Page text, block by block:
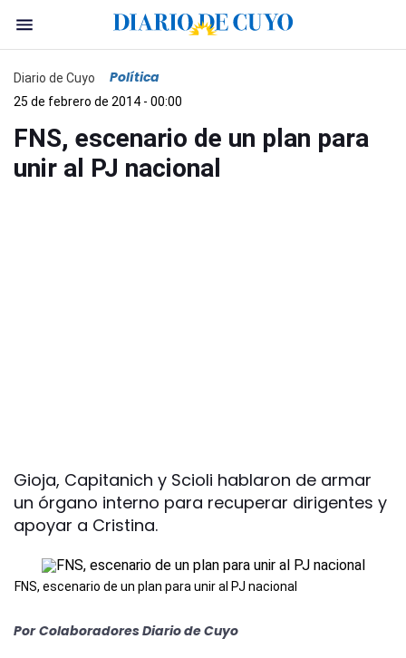
Diario de Cuyo Política
25 de febrero de 2014 - 00:00
FNS, escenario de un plan para
unir al PJ nacional
Gioja, Capitanich y Scioli hablaron de armar
un órgano interno para recuperar dirigentes y
apoyar a Cristina.
FNS, escenario de un plan para unir al PJ nacional
Por Colaboradores Diario de Cuyo